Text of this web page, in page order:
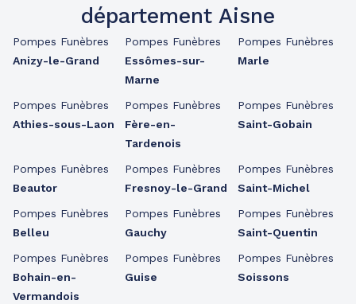
département Aisne
Pompes Funèbres
Anizy-le-Grand
Pompes Funèbres
Athies-sous-Laon
Pompes Funèbres
Beautor
Pompes Funèbres
Belleu
Pompes Funèbres
Bohain-en-
Vermandois
Pompes Funèbres
Essômes-sur-
Marne
Pompes Funèbres
Fère-en-
Tardenois
Pompes Funèbres
Fresnoy-le-Grand
Pompes Funèbres
Gauchy
Pompes Funèbres
Guise
Pompes Funèbres
Marle
Pompes Funèbres
Saint-Gobain
Pompes Funèbres
Saint-Michel
Pompes Funèbres
Saint-Quentin
Pompes Funèbres
Soissons